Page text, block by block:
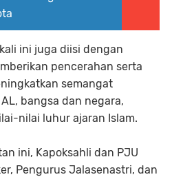
ini juga diisi dengan
pencerahan serta
semangat
bangsa dan negara,
nilai luhur ajaran Islam.
ini, Kapoksahli dan PJU
Pengurus Jalasenastri, dan